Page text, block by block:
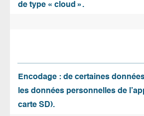
de type « cloud ».
Encodage : de certaines
les données personnelles de
carte SD).